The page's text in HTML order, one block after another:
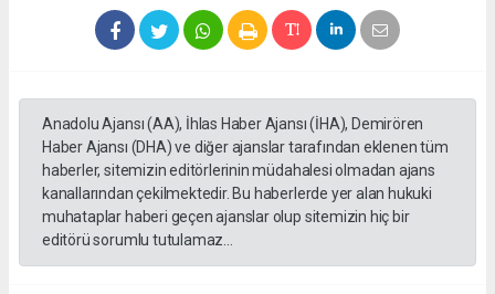
Anadolu Ajansı (AA), İhlas Haber Ajansı (İHA), Demirören
Haber Ajansı (DHA) ve diğer ajanslar tarafından eklenen tüm
haberler, sitemizin editörlerinin müdahalesi olmadan ajans
kanallarından çekilmektedir. Bu haberlerde yer alan hukuki
muhataplar haberi geçen ajanslar olup sitemizin hiç bir
editörü sorumlu tutulamaz...